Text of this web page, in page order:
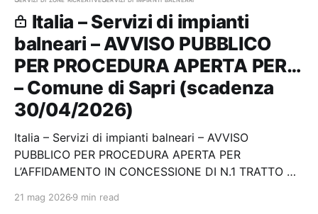
Italia – Servizi di impianti
balneari – AVVISO PUBBLICO
PER PROCEDURA APERTA PER…
– Comune di Sapri (scadenza
30/04/2026)
Italia – Servizi di impianti balneari – AVVISO
PUBBLICO PER PROCEDURA APERTA PER
L’AFFIDAMENTO IN CONCESSIONE DI N.1 TRATTO DI
BALNEARE/SPIAGGIA ATTREZZATA A FINALITÀ
21 mag 2026 9 min read